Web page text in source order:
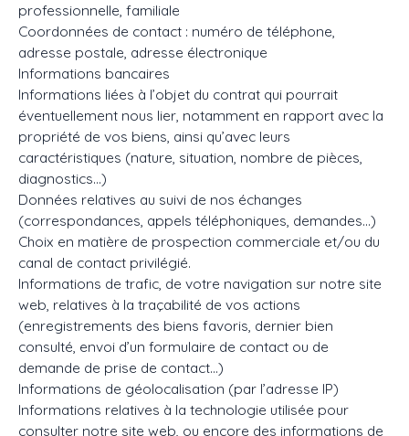
professionnelle, familiale
Coordonnées de contact : numéro de téléphone,
adresse postale, adresse électronique
Informations bancaires
Informations liées à l’objet du contrat qui pourrait
éventuellement nous lier, notamment en rapport avec la
propriété de vos biens, ainsi qu’avec leurs
caractéristiques (nature, situation, nombre de pièces,
diagnostics…)
Données relatives au suivi de nos échanges
(correspondances, appels téléphoniques, demandes…)
Choix en matière de prospection commerciale et/ou du
canal de contact privilégié.
Informations de trafic, de votre navigation sur notre site
web, relatives à la traçabilité de vos actions
(enregistrements des biens favoris, dernier bien
consulté, envoi d’un formulaire de contact ou de
demande de prise de contact…)
Informations de géolocalisation (par l’adresse IP)
Informations relatives à la technologie utilisée pour
consulter notre site web, ou encore des informations de